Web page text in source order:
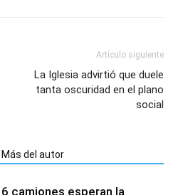
Artículo siguiente
La Iglesia advirtió que duele
tanta oscuridad en el plano
social
Más del autor
camiones esperan la